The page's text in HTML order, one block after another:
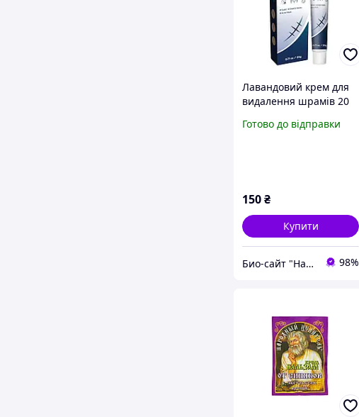
Лавандовий крем для
видалення шрамів 20
зменшує нерівності
Готово до відправки
150₴
Купити
Био-сайт "Наш Восток" 98%